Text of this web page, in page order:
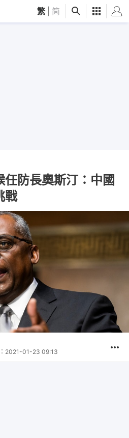
繁 简
防長奧斯汀：中國
戰
2021-01-23 09:13